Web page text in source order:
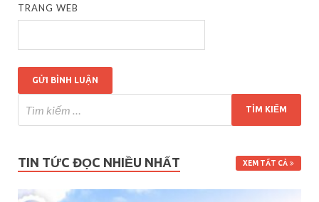
TRANG WEB
TIN TỨC ĐỌC NHIỀU NHẤT XEM TẤT CẢ